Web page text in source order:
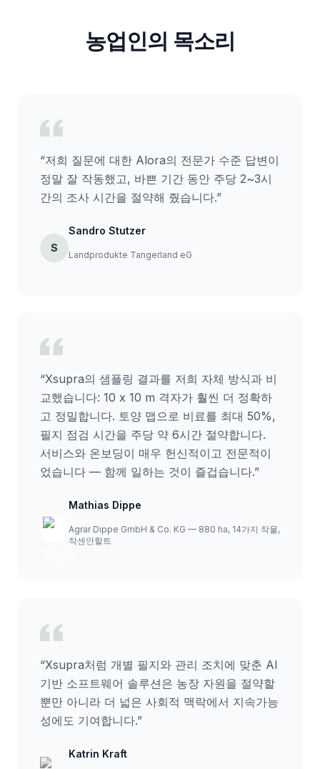
농업인의 목소리
“저희 질문에 대한 Alora의 전문가 수준 답변이
정말 잘 작동했고, 바쁜 기간 동안 주당 2~3시
간의 조사 시간을 절약해 줬습니다.”
S
Sandro Stutzer
Landprodukte Tangerland eG
“Xsupra의 샘플링 결과를 저희 자체 방식과 비
교했습니다: 10 x 10 m 격자가 훨씬 더 정확하
고 정밀합니다. 토양 맵으로 비료를 최대 50%,
필지 점검 시간을 주당 약 6시간 절약합니다.
서비스와 온보딩이 매우 헌신적이고 전문적이
었습니다 — 함께 일하는 것이 즐겁습니다.”
Mathias Dippe
Agrar Dippe GmbH & Co. KG — 880 ha, 14가지 작물,
작센안할트
“Xsupra처럼 개별 필지와 관리 조치에 맞춘 AI
기반 소프트웨어 솔루션은 농장 자원을 절약할
뿐만 아니라 더 넓은 사회적 맥락에서 지속가능
성에도 기여합니다.”
Katrin Kraft